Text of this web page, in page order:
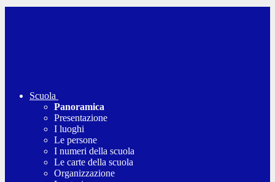
Scuola
Panoramica
Presentazione
I luoghi
Le persone
I numeri della scuola
Le carte della scuola
Organizzazione